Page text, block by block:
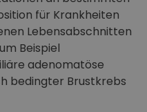
für Krankheiten
Lebensabschnitten
Beispiel
adenomatöse
bedingter Brustkrebs